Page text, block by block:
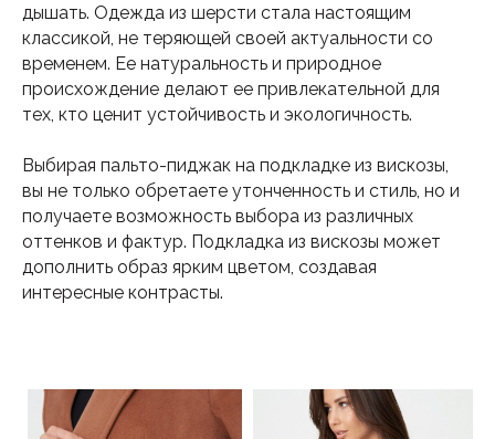
дышать. Одежда из шерсти стала настоящим
классикой, не теряющей своей актуальности со
временем. Ее натуральность и природное
происхождение делают ее привлекательной для
тех, кто ценит устойчивость и экологичность.
Выбирая пальто-пиджак на подкладке из вискозы,
вы не только обретаете утонченность и стиль, но и
получаете возможность выбора из различных
оттенков и фактур. Подкладка из вискозы может
дополнить образ ярким цветом, создавая
интересные контрасты.
О компании
Возврат / обмен
Уход
Доставка и оплата
Новости
+7 985 184-32-44
ovenfashion@gmail.com
2017-2026 OVEN BRAND
Политика
конфиденциальности
Гарантия магазина